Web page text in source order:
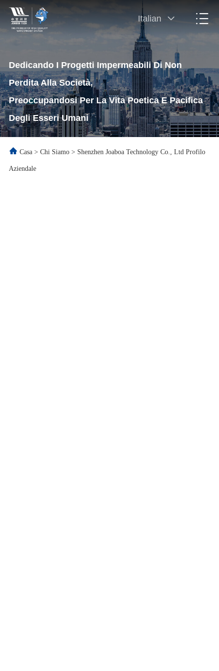
Italian
Dedicando I Progetti Impermeabili Di Non
Perdita Alla Società,
Preoccupandosi Per La Vita Poetica E Pacifica
Degli Esseri Umani
Casa > Chi Siamo > Shenzhen Joaboa Technology Co., Ltd Profilo
Aziendale